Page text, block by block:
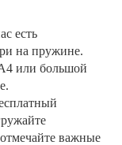
есть
на пружине.
или большой
важные